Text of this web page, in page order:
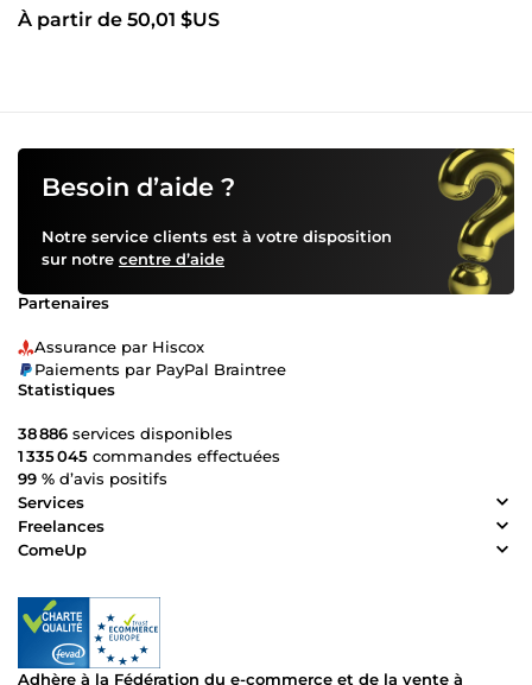
À partir de 50,01 $US
Besoin d’aide ?
Notre service clients est à votre disposition
sur notre centre d’aide
Partenaires
Assurance par Hiscox
Paiements par PayPal Braintree
Statistiques
38 886 services disponibles
1 335 045 commandes effectuées
99 % d’avis positifs
Services
Freelances
ComeUp
Adhère à la Fédération du e-commerce et de la vente à